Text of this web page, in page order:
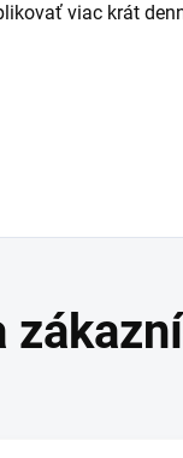
viac krát